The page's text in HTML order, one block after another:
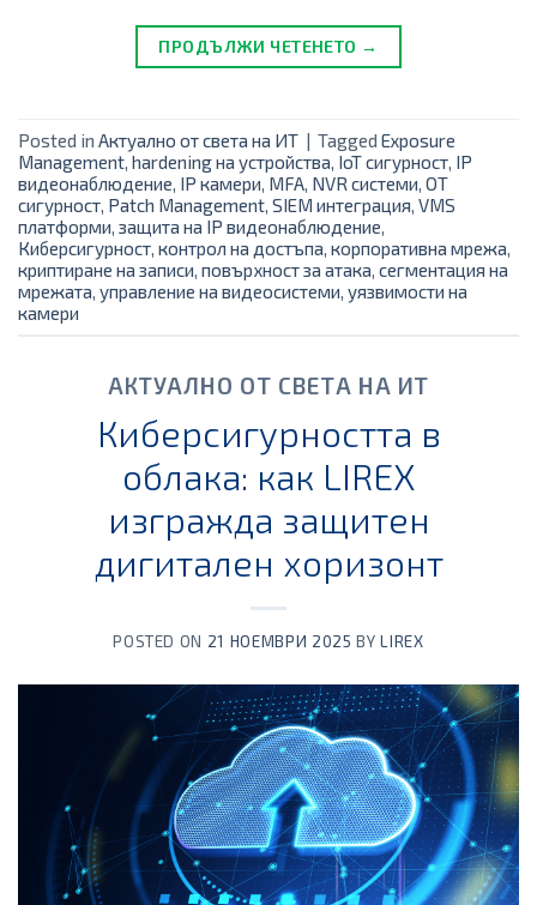
ПРОДЪЛЖИ ЧЕТЕНЕТО →
Posted in Актуално от света на ИТ | Tagged Exposure
Management, hardening на устройства, IoT сигурност, IP
видеонаблюдение, IP камери, MFA, NVR системи, OT
сигурност, Patch Management, SIEM интеграция, VMS
платформи, защита на IP видеонаблюдение,
Киберсигурност, контрол на достъпа, корпоративна мрежа,
криптиране на записи, повърхност за атака, сегментация на
мрежата, управление на видеосистеми, уязвимости на
камери
АКТУАЛНО ОТ СВЕТА НА ИТ
Киберсигурността в
облака: как LIREX
изгражда защитен
дигитален хоризонт
POSTED ON 21 НОЕМВРИ 2025 BYLIREX